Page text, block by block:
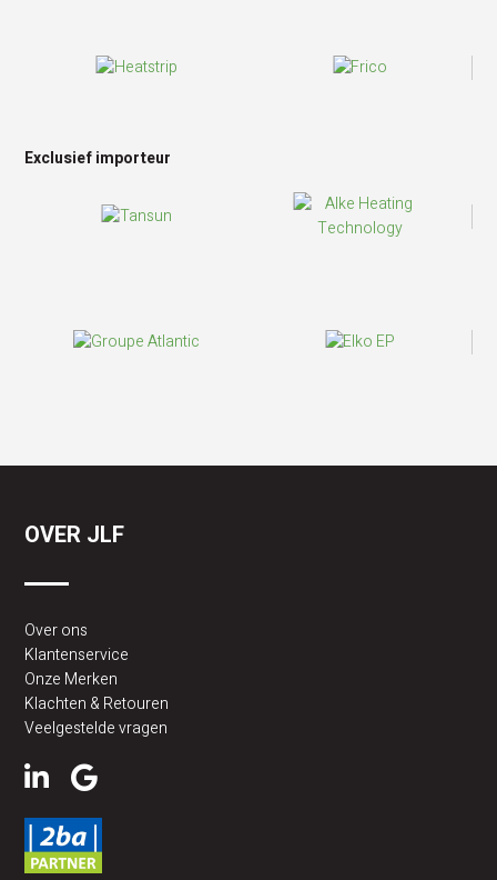
Exclusief importeur
OVER JLF
Over ons
Klantenservice
Onze Merken
Klachten & Retouren
Veelgestelde vragen